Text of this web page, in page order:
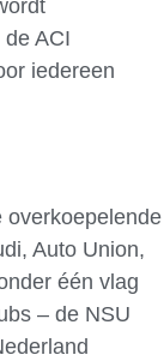
ACI
iedereen
overkoepelende
Auto Union,
één vlag
– de NSU